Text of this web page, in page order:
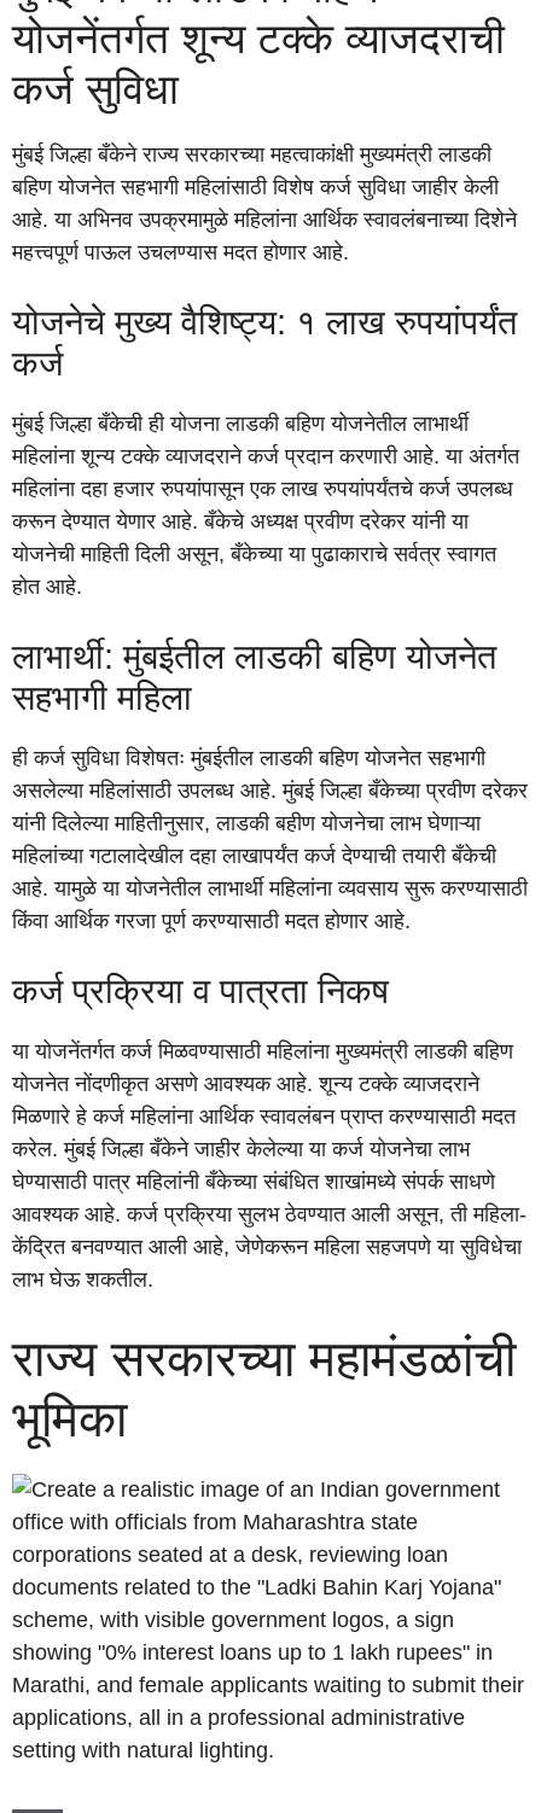
योजनेंतर्गत शून्य टक्के व्याजदराची
कर्ज सुविधा
मुंबई जिल्हा बँकेने राज्य सरकारच्या महत्वाकांक्षी मुख्यमंत्री लाडकी
बहिण योजनेत सहभागी महिलांसाठी विशेष कर्ज सुविधा जाहीर केली
आहे. या अभिनव उपक्रमामुळे महिलांना आर्थिक स्वावलंबनाच्या दिशेने
महत्त्वपूर्ण पाऊल उचलण्यास मदत होणार आहे.
योजनेचे मुख्य वैशिष्ट्य: १ लाख रुपयांपर्यंत
कर्ज
मुंबई जिल्हा बँकेची ही योजना लाडकी बहिण योजनेतील लाभार्थी
महिलांना शून्य टक्के व्याजदराने कर्ज प्रदान करणारी आहे. या अंतर्गत
महिलांना दहा हजार रुपयांपासून एक लाख रुपयांपर्यंतचे कर्ज उपलब्ध
करून देण्यात येणार आहे. बँकेचे अध्यक्ष प्रवीण दरेकर यांनी या
योजनेची माहिती दिली असून, बँकेच्या या पुढाकाराचे सर्वत्र स्वागत
होत आहे.
लाभार्थी: मुंबईतील लाडकी बहिण योजनेत
सहभागी महिला
ही कर्ज सुविधा विशेषतः मुंबईतील लाडकी बहिण योजनेत सहभागी
असलेल्या महिलांसाठी उपलब्ध आहे. मुंबई जिल्हा बँकेच्या प्रवीण दरेकर
यांनी दिलेल्या माहितीनुसार, लाडकी बहीण योजनेचा लाभ घेणाऱ्या
महिलांच्या गटालादेखील दहा लाखापर्यंत कर्ज देण्याची तयारी बँकेची
आहे. यामुळे या योजनेतील लाभार्थी महिलांना व्यवसाय सुरू करण्यासाठी
किंवा आर्थिक गरजा पूर्ण करण्यासाठी मदत होणार आहे.
कर्ज प्रक्रिया व पात्रता निकष
या योजनेंतर्गत कर्ज मिळवण्यासाठी महिलांना मुख्यमंत्री लाडकी बहिण
योजनेत नोंदणीकृत असणे आवश्यक आहे. शून्य टक्के व्याजदराने
मिळणारे हे कर्ज महिलांना आर्थिक स्वावलंबन प्राप्त करण्यासाठी मदत
करेल. मुंबई जिल्हा बँकेने जाहीर केलेल्या या कर्ज योजनेचा लाभ
घेण्यासाठी पात्र महिलांनी बँकेच्या संबंधित शाखांमध्ये संपर्क साधणे
आवश्यक आहे. कर्ज प्रक्रिया सुलभ ठेवण्यात आली असून, ती महिला-
केंद्रित बनवण्यात आली आहे, जेणेकरून महिला सहजपणे या सुविधेचा
लाभ घेऊ शकतील.
राज्य सरकारच्या महामंडळांची
भूमिका